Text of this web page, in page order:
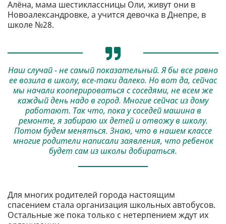
Алёна, мама шестиклассницы Оли, живут они в
Новоалександровке, а учится девочка в Днепре, в
школе №28.
Наш случай - не самый показательный. Я бы все равно
ее возила в школу, все-таки далеко. Но вот да, сейчас
мы начали кооперироваться с соседями, не всем же
каждый день надо в город. Многие сейчас из дому
работают. Так что, пока у соседей машина в
ремонте, я забираю их детей и отвожу в школу.
Потом будем меняться. Знаю, что в нашем классе
многие родители написали заявления, что ребенок
будет сам из школы добираться.
Для многих родителей города настоящим
спасением стала организация школьных автобусов.
Остальные же пока только с нетерпением ждут их